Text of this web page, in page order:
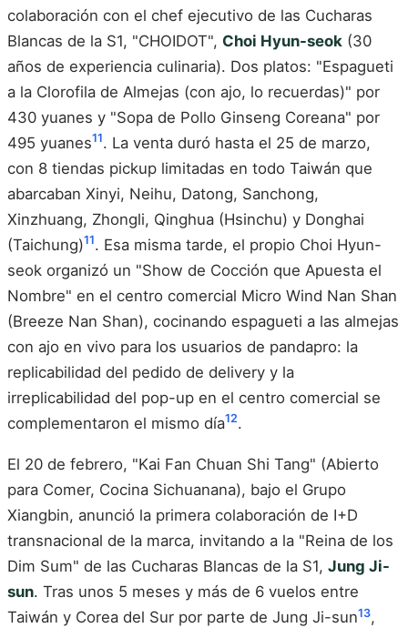
colaboración con el chef ejecutivo de las Cucharas
Blancas de la S1, "CHOIDOT", Choi Hyun-seok (30
años de experiencia culinaria). Dos platos: "Espagueti
a la Clorofila de Almejas (con ajo, lo recuerdas)" por
430 yuanes y "Sopa de Pollo Ginseng Coreana" por
495 yuanes11. La venta duró hasta el 25 de marzo,
con 8 tiendas pickup limitadas en todo Taiwán que
abarcaban Xinyi, Neihu, Datong, Sanchong,
Xinzhuang, Zhongli, Qinghua (Hsinchu) y Donghai
(Taichung)11. Esa misma tarde, el propio Choi Hyun-
seok organizó un "Show de Cocción que Apuesta el
Nombre" en el centro comercial Micro Wind Nan Shan
(Breeze Nan Shan), cocinando espagueti a las almejas
con ajo en vivo para los usuarios de pandapro: la
replicabilidad del pedido de delivery y la
irreplicabilidad del pop-up en el centro comercial se
complementaron el mismo día12.
El 20 de febrero, "Kai Fan Chuan Shi Tang" (Abierto
para Comer, Cocina Sichuanana), bajo el Grupo
Xiangbin, anunció la primera colaboración de I+D
transnacional de la marca, invitando a la "Reina de los
Dim Sum" de las Cucharas Blancas de la S1, Jung Ji-
sun. Tras unos 5 meses y más de 6 vuelos entre
Taiwán y Corea del Sur por parte de Jung Ji-sun13,